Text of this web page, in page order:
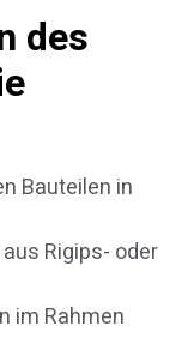
des
Bauteilen in
Rigips- oder
im Rahmen